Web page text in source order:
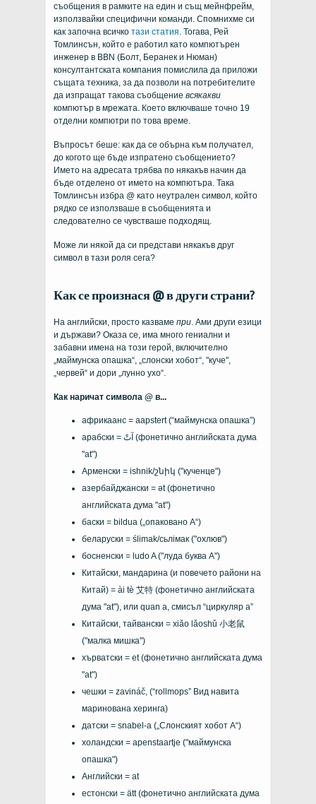
съобщения в рамките на един и същ мейнфрейм,
използвайки специфични команди. Спомнихме си
как започна всичко тази статия . Тогава, Рей
Томлинсън, който е работил като компютърен
инженер в BBN (Болт, Беранек и Нюман)
консултантската компания помислила да приложи
същата техника, за да позволи на потребителите
да изпращат такова съобщение всякакви
компютър в мрежата. Което включваше точно 19
отделни компютри по това време.
Въпросът беше: как да се обърна към получател,
до когото ще бъде изпратено съобщението?
Името на адресата трябва по някакъв начин да
бъде отделено от името на компютъра. Така
Томлинсън избра @ като неутрален символ, който
рядко се използваше в съобщенията и
следователно се чувстваше подходящ.
Може ли някой да си представи някакъв друг
символ в тази роля сега?
Как се произнася @ в други страни?
На английски, просто казваме при . Ами други езици
и държави? Оказа се, има много гениални и
забавни имена на този герой, включително
„маймунска опашка“, „слонски хобот“, "куче",
„червей“ и дори „лунно ухо“.
Как наричат ​​символа @ в...
африкаанс = aapstert(“маймунска опашка”)
арабски = آتْ (фонетично английската дума
"at")
Арменски = ishnik/շնիկ ("кученце")
азербайджански = ət(фонетично
английската дума "at")
баски = bildua („опаковано А“)
беларуски = ślimak/сьлімак ("охлюв")
босненски = ludo A("луда буква А")
Китайски, мандарина (и повечето райони на
Китай) = ài tè 艾特 (фонетично английската
дума "at"), или quan a , смисъл “циркуляр а”
Китайски, тайвански = xiǎo lǎoshǔ 小老鼠
("малка мишка")
хърватски = et(фонетично английската дума
"at")
чешки = zavináč , (“rollmops” Вид навита
маринована херинга)
датски = snabel-a („Слонският хобот А“)
холандски = apenstaartje ("маймунска
опашка")
Английски = at
естонски = ätt(фонетично английската дума